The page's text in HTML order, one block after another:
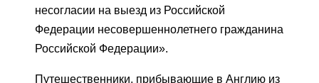
несогласии на выезд из Российской
Федерации несовершеннолетнего гражданина
Российской Федерации».
Путешественники, прибывающие в Англию из